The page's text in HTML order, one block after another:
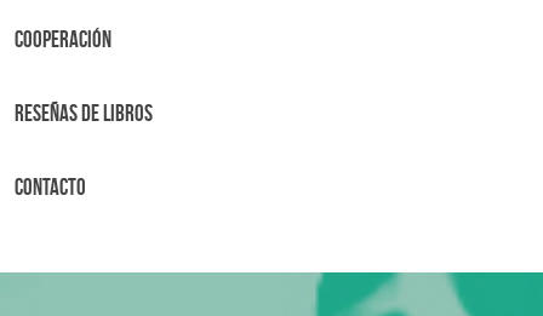
Cooperación
Reseñas de libros
Contacto